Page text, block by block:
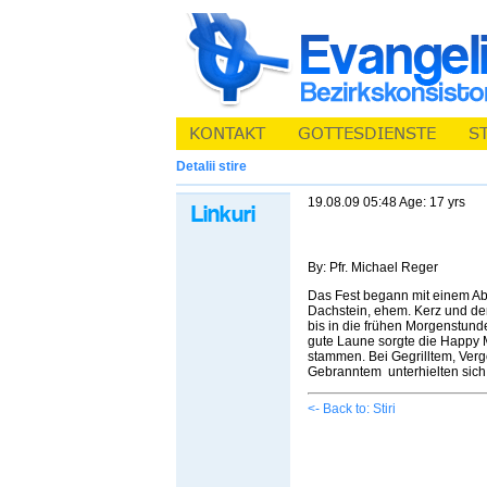
Detalii stire
19.08.09 05:48 Age: 17 yrs
By: Pfr. Michael Reger
Das Fest begann mit einem
Dachstein, ehem. Kerz und
bis in die frühen
gute Laune sorgte die Happy
stammen. Bei Gegrilltem,
Gebranntem unterhielten
<- Back to: Stiri